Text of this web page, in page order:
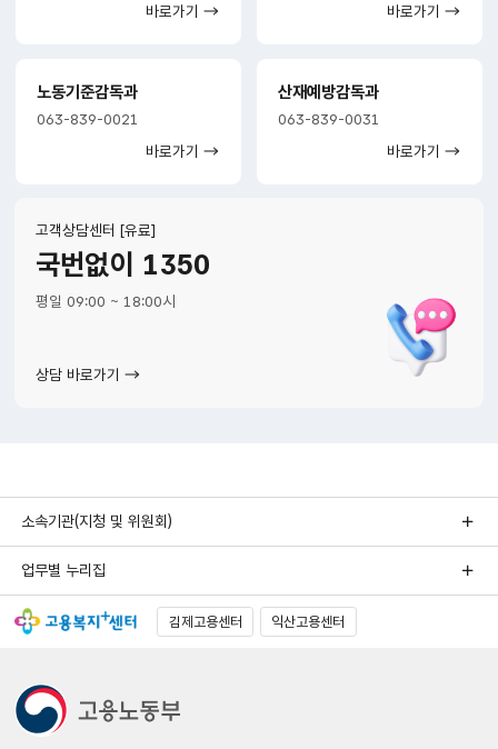
바로가기
바로가기
노동기준감독과
063-839-0021
바로가기
산재예방감독과
063-839-0031
바로가기
고객상담센터 [유료]
국번없이 1350
평일 09:00 ~ 18:00시
상담 바로가기
소속기관(지청 및 위원회)
업무별 누리집
김제고용센터 익산고용센터